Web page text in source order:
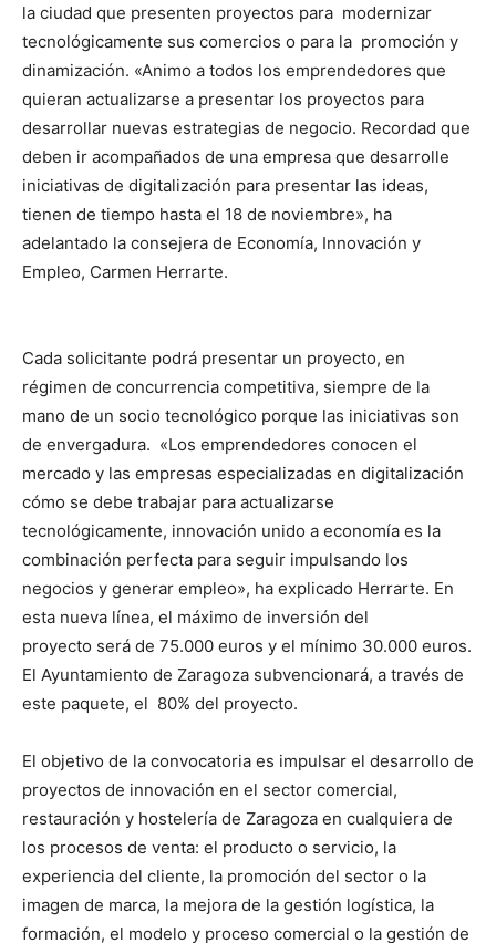
la ciudad que presenten proyectos para modernizar
tecnológicamente sus comercios o para la promoción y
dinamización. «Animo a todos los emprendedores que
quieran actualizarse a presentar los proyectos para
desarrollar nuevas estrategias de negocio. Recordad que
deben ir acompañados de una empresa que desarrolle
iniciativas de digitalización para presentar las ideas,
tienen de tiempo hasta el 18 de noviembre», ha
adelantado la consejera de Economía, Innovación y
Empleo, Carmen Herrarte.
Cada solicitante podrá presentar un proyecto, en
régimen de concurrencia competitiva, siempre de la
mano de un socio tecnológico porque las iniciativas son
de envergadura. «Los emprendedores conocen el
mercado y las empresas especializadas en digitalización
cómo se debe trabajar para actualizarse
tecnológicamente, innovación unido a economía es la
combinación perfecta para seguir impulsando los
negocios y generar empleo», ha explicado Herrarte. En
esta nueva línea, el máximo de inversión del
proyecto será de 75.000 euros y el mínimo 30.000 euros.
El Ayuntamiento de Zaragoza subvencionará, a través de
este paquete, el 80% del proyecto.
El objetivo de la convocatoria es impulsar el desarrollo de
proyectos de innovación en el sector comercial,
restauración y hostelería de Zaragoza en cualquiera de
los procesos de venta: el producto o servicio, la
experiencia del cliente, la promoción del sector o la
imagen de marca, la mejora de la gestión logística, la
formación, el modelo y proceso comercial o la gestión de